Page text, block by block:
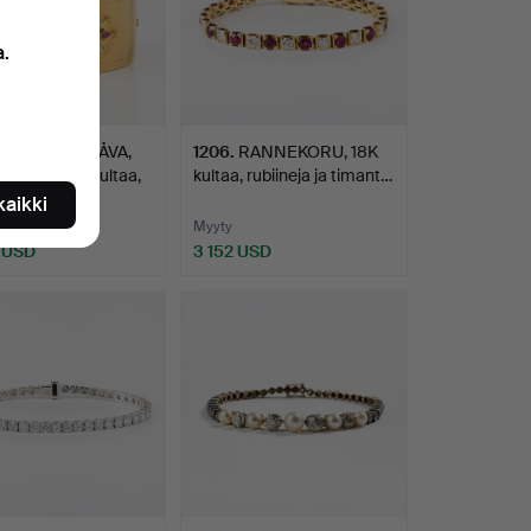
KUNGLIG GÅVA,
14K kultaa,
1206. RANNEKORU, 18K
kultaa, rubiineja ja timant…
Myyty
3 152 USD